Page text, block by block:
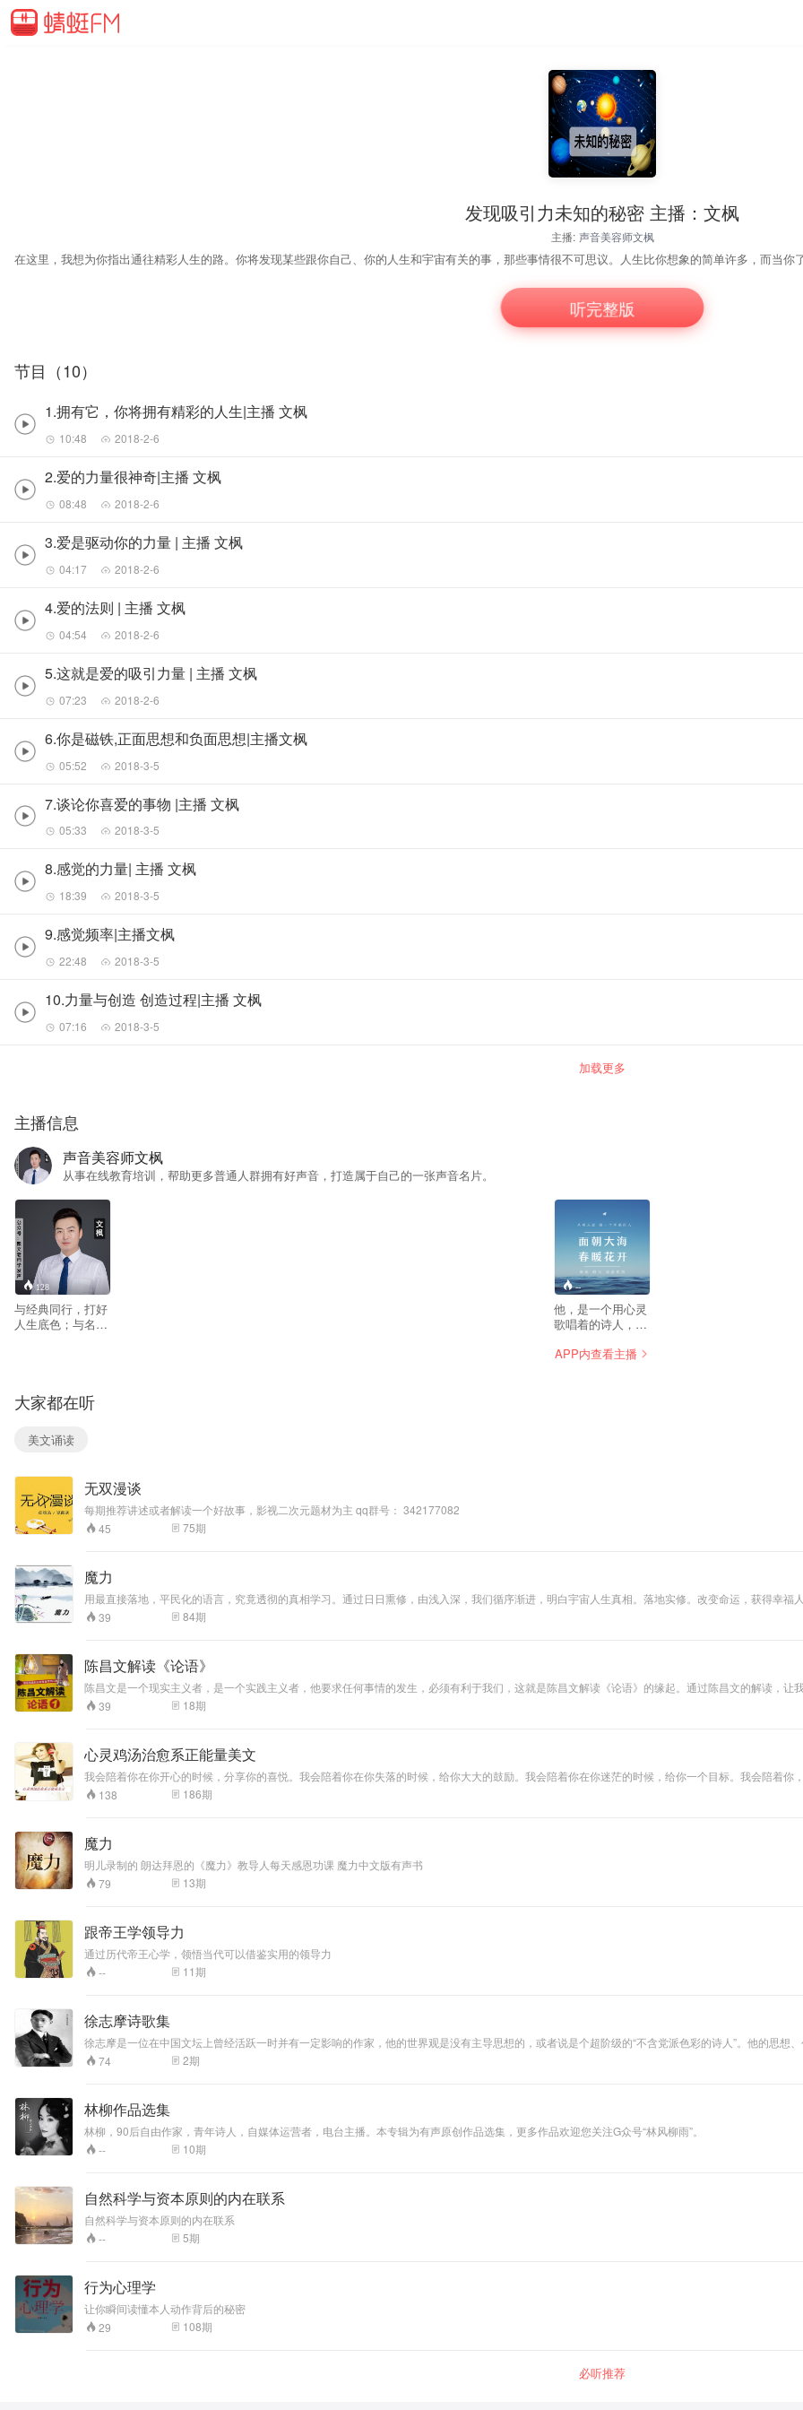
发现吸引力未知的秘密 主播：文枫
主播: 声音美容师文枫
听完整版
节目（10）
1.拥有它，你将拥有精彩的人生|主播 文枫
10:48 2018-2-6
2.爱的力量很神奇|主播 文枫
08:48 2018-2-6
3.爱是驱动你的力量 | 主播 文枫
04:17 2018-2-6
4.爱的法则 | 主播 文枫
04:54 2018-2-6
5.这就是爱的吸引力量 | 主播 文枫
07:23 2018-2-6
6.你是磁铁,正面思想和负面思想|主播文枫
05:52 2018-3-5
7.谈论你喜爱的事物 |主播 文枫
05:33 2018-3-5
8.感觉的力量| 主播 文枫
18:39 2018-3-5
9.感觉频率|主播文枫
22:48 2018-3-5
10.力量与创造 创造过程|主播 文枫
07:16 2018-3-5
加载更多
主播信息
声音美容师文枫
从事在线教育培训，帮助更多普通人群拥有好声音，打造属于自己的一张声音名片。
128
与经典同行，打好
人生底色；与名著
蜓电台“朗诵经
典”频道，这里有我
朗诵的经典文学作
品，喜欢我的诵读
的聆听和分享！零
基础学习朗读技巧
加主播私人微xin：
18919979297 微
xin公众平台“跟文
--
他，是一个用心灵
歌唱着的诗人，一
离尘嚣的美丽回音;
APP内查看主播
大家都在听
美文诵读
无双漫谈
每期推荐讲述或者解读一个好故事，影视二次元题材为主 qq群号： 342177082
45
75期
魔力
用最直接落地，平民化的语言，究竟透彻的真相学习。通过日日熏修，由浅入深，我们循序渐进，明白宇宙人生真相。落地实修。改变命运，获得幸福人生。 用朴实简单的话语，踏实稳健的行风，让我们深入领
39 84期
陈昌文解读《论语》
陈昌文是一个现实主义者，是一个实践主义者，他要求任何事情的发生，必须有利于我们，这就是陈昌文解读《论语》的缘起。通过陈昌文的解读，
于我们的事业、人生，同时帮助大家提升心性、人文素养，帮助大家把生活过得更好。
39 18期
心灵鸡汤治愈系正能量美文
我会陪着你在你开心的时候，分享你的喜悦。我会陪着你在你失落的时候，给你大大的鼓励。我会陪着你在你迷茫的时候，给你一个目标。我会陪着
生活 ，故事百科， 心灵鸡汤 ，职场沟通听书节目，音乐美文 . 我愿化作一个太阳，温暖地照耀着你;我愿化作一轮明月，黑暗中陪伴着你;我愿化作一缕春风，轻轻地抚摸着你;我愿化作一滴甘露，快乐地滋润着你。我想马
上飞到你身边，然后告诉你我想你! 这个世界上总有那么一个人，是你的念想，是你的温暖。就算她不远不近，只要想到她，就永远会觉得安定，觉得踏实，觉得心里有底。甚至连周围的空气，都变得笃定。世界只是一
138 186期
魔力
明儿录制的 朗达拜恩的《魔力》教导人每天感恩功课 魔力中文版有声书
79
13期
跟帝王学领导力
通过历代帝王心学，领悟当代可以借鉴实用的领导力
--
11期
徐志摩诗歌集
徐志摩是一位在中国文坛上曾经活跃一时并有一定影响的作家，他的世界观是没有主导思想的，或者说是个超阶级的“不含党派色彩的诗人”。他的思想
思想的发展变化，他的创作前后期的不同状况，是和当时社会历史特点关联着的。 徐诗字句清新，韵律谐和，比喻新奇，想象丰富，意境优美，神思
性。他的散文也自成一格，取得了不亚于诗歌的成就，其中《自剖》，《想飞》，《我所知道的康桥》，《翡冷翠山居闲话》等都是传世的名篇。
74 2期
林柳作品选集
林柳，90后自由作家，青年诗人，自媒体运营者，电台主播。本专辑为有声原创作品选集，更多作品欢迎您关注G众号“林风柳雨”。
--
10期
自然科学与资本原则的内在联系
自然科学与资本原则的内在联系
--
5期
行为心理学
让你瞬间读懂本人动作背后的秘密
29
108期
必听推荐